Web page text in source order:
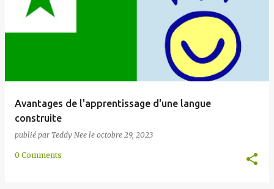
Avantages de l'apprentissage d'une langue
construite
publié par Teddy Nee le octobre 29, 2023
0 Comments